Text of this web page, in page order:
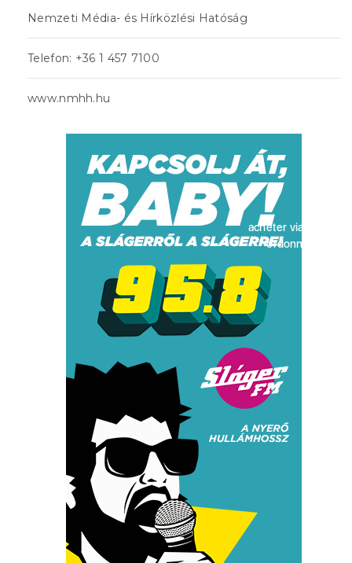
Nemzeti Média- és Hírközlési Hatóság
Telefon: +36 1 457 7100
www.nmhh.hu
acheter viagra sans
ordonnance